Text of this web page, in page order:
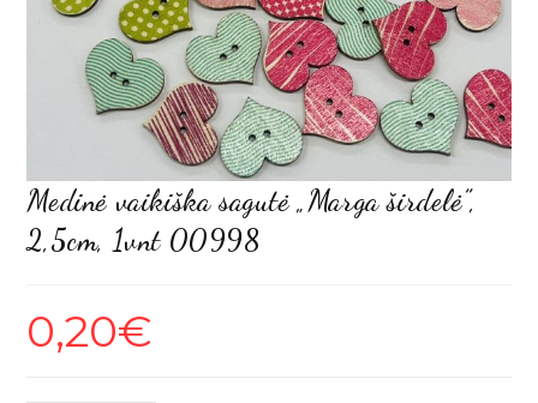
Medinė vaikiška sagutė „Marga širdelė”,
2,5cm, 1vnt 00998
0,20€